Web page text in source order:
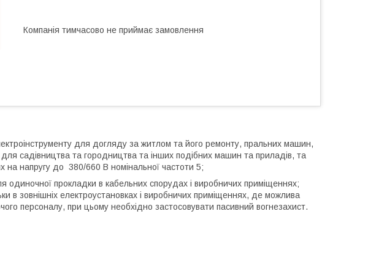
Компанія тимчасово не приймає замовлення
для догляду за житлом та його ремонту, пральних машин,
для садівництва та городництва та інших подібних машин та приладів, та
на напругу до 380/660 В номінальної частоти 5;
прокладки в кабельних спорудах і виробничих приміщеннях;
в зовнішніх електроустановках і виробничих приміщеннях, де можлива
персоналу, при цьому необхідно застосовувати пасивний вогнезахист.